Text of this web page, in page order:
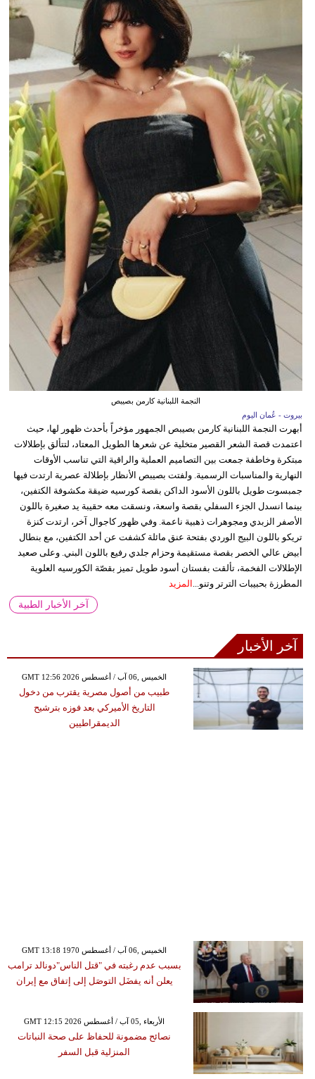
النجمة اللبنانية كارمن بصيبص
بيروت - عُمان اليوم
أبهرت النجمة اللبنانية كارمن بصيبص الجمهور مؤخراً بأحدث ظهور لها، حيث
اعتمدت قصة الشعر القصير متخلية عن شعرها الطويل المعتاد، لتتألق بإطلالات
مبتكرة وخاطفة جمعت بين التصاميم العملية والراقية التي تناسب الأوقات
النهارية والمناسبات الرسمية. ولفتت بصيبص الأنظار بإطلالة عصرية ارتدت فيها
جمبسوت طويل باللون الأسود الداكن بقصة كورسيه ضيقة مكشوفة الكتفين،
بينما انسدل الجزء السفلي بقصة واسعة، ونسقت معه حقيبة يد صغيرة باللون
الأصفر الزبدي ومجوهرات ذهبية ناعمة. وفي ظهور كاجوال آخر، ارتدت كنزة
تريكو باللون البيج الوردي بفتحة عنق مائلة كشفت عن أحد الكتفين، مع بنطال
أبيض عالي الخصر بقصة مستقيمة وحزام جلدي رفيع باللون البني. وعلى صعيد
الإطلالات الفخمة، تألقت بفستان أسود طويل تميز بقصّة الكورسيه العلوية
المطرزة بحبيبات الترتر وتنو... المزيد
آخر الأخبار الطبية
آخر الأخبار
GMT 12:56 2026 الخميس ,06 آب / أغسطس
طبيب من أصول مصرية يقترب من دخول
التاريخ الأميركي بعد فوزه بترشيح
الديمقراطيين
GMT 13:18 1970 الخميس ,06 آب / أغسطس
بسبب عدم رغبته في "قتل الناس"دونالد ترامب
يعلن أنه يفضَل التوصَل إلى إتفاق مع إيران
GMT 12:15 2026 الأربعاء ,05 آب / أغسطس
نصائح مضمونة للحفاظ على صحة النباتات
المنزلية قبل السفر